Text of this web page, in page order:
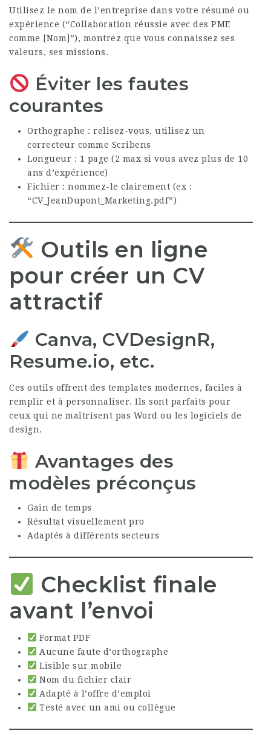
Utilisez le nom de l’entreprise dans votre résumé ou
expérience (“Collaboration réussie avec des PME
comme [Nom]”), montrez que vous connaissez ses
valeurs, ses missions.
Éviter les fautes
courantes
Orthographe : relisez-vous, utilisez un
correcteur comme Scribens
Longueur : 1 page (2 max si vous avez plus de 10
ans d’expérience)
Fichier : nommez-le clairement (ex :
“CV_JeanDupont_Marketing.pdf”)
Outils en ligne
pour créer un CV
attractif
Canva, CVDesignR,
Resume.io, etc.
Ces outils offrent des templates modernes, faciles à
remplir et à personnaliser. Ils sont parfaits pour
ceux qui ne maîtrisent pas Word ou les logiciels de
design.
Avantages des
modèles préconçus
Gain de temps
Résultat visuellement pro
Adaptés à différents secteurs
Checklist finale
avant l’envoi
Format PDF
Aucune faute d’orthographe
Lisible sur mobile
Nom du fichier clair
Adapté à l’offre d’emploi
Testé avec un ami ou collègue